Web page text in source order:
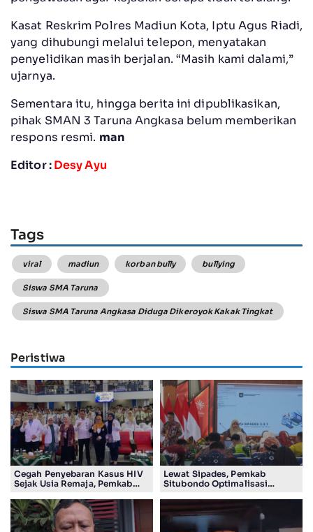
Kasat Reskrim Polres Madiun Kota, Iptu Agus Riadi,
yang dihubungi melalui telepon, menyatakan
penyelidikan masih berjalan. “Masih kami dalami,”
ujarnya.
Sementara itu, hingga berita ini dipublikasikan,
pihak SMAN 3 Taruna Angkasa belum memberikan
respons resmi. man
Editor :Desy Ayu
Tags
viral madiun korban bully bullying
Siswa SMA Taruna
Siswa SMA Taruna Angkasa Diduga Dikeroyok Kakak Tingkat
Peristiwa
Cegah Penyebaran Kasus HIV
Sejak Usia Remaja, Pemkab
Pelajar
Lewat Sipades, Pemkab
Situbondo Optimalisasi